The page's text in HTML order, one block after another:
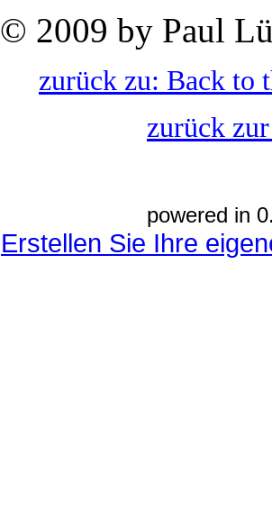
© 2009 by Paul
zurück zu: Back to
zurück
powered in
Erstellen Sie Ihre